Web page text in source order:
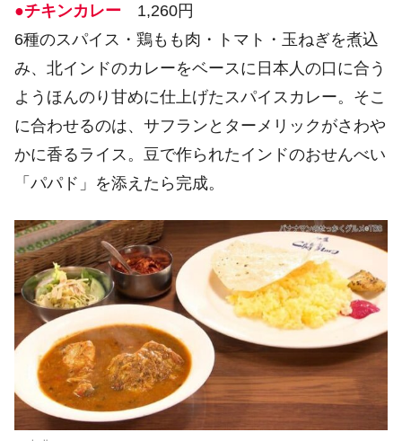
●チキンカレー 1,260円
6種のスパイス・鶏もも肉・トマト・玉ねぎを煮込
み、北インドのカレーをベースに日本人の口に合う
ようほんのり甘めに仕上げたスパイスカレー。そこ
に合わせるのは、サフランとターメリックがさわや
かに香るライス。豆で作られたインドのおせんべい
「パパド」を添えたら完成。